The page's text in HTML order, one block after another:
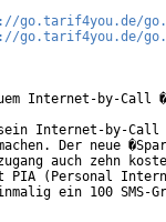
go.tarif4you.de/
go.tarif4you.de/
Internet-by-Call
Internet-by-Call
Der neue
auch zehn
PIA (Personal
ein 100